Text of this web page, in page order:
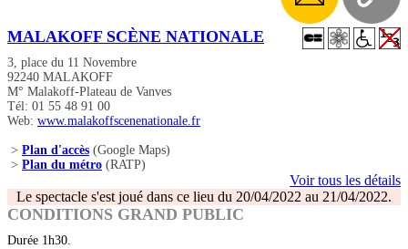
MALAKOFF SCÈNE NATIONALE
3, place du 11 Novembre
92240 MALAKOFF
M° Malakoff-Plateau de Vanves
Tél: 01 55 48 91 00
Web: www.malakoffscenenationale.fr
> Plan d'accès (Google Maps)
> Plan du métro (RATP)
Voir tous les détails
Le spectacle s'est joué dans ce lieu du 20/04/2022 au 21/04/2022.
CONDITIONS GRAND PUBLIC
Durée 1h30.